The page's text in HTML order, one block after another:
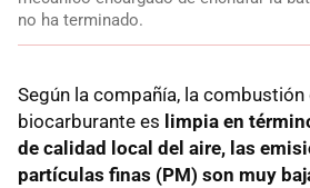
no ha terminado.
Según la compañía, la combustión
biocarburante es limpia en
de calidad local del aire, las
partículas finas (PM) son muy